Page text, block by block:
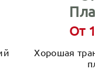
От
Хорошая